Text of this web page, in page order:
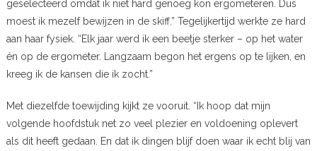
geselecteerd omdat ik niet hard genoeg kon ergometeren. Dus
moest ik mezelf bewijzen in de skiff.” Tegelijkertijd werkte ze hard
aan haar fysiek. “Elk jaar werd ik een beetje sterker – op het water
én op de ergometer. Langzaam begon het ergens op te lijken, en
kreeg ik de kansen die ik zocht.”
Met diezelfde toewijding kijkt ze vooruit. “Ik hoop dat mijn
volgende hoofdstuk net zo veel plezier en voldoening oplevert
als dit heeft gedaan. En dat ik dingen blijf doen waar ik echt blij van